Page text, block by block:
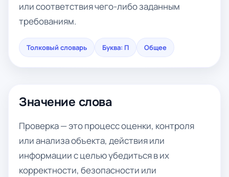
или соответствия чего-либо заданным
требованиям.
Толковый словарь Буква: П Общее
Значение слова
Проверка — это процесс оценки, контроля
или анализа объекта, действия или
информации с целью убедиться в их
корректности, безопасности или